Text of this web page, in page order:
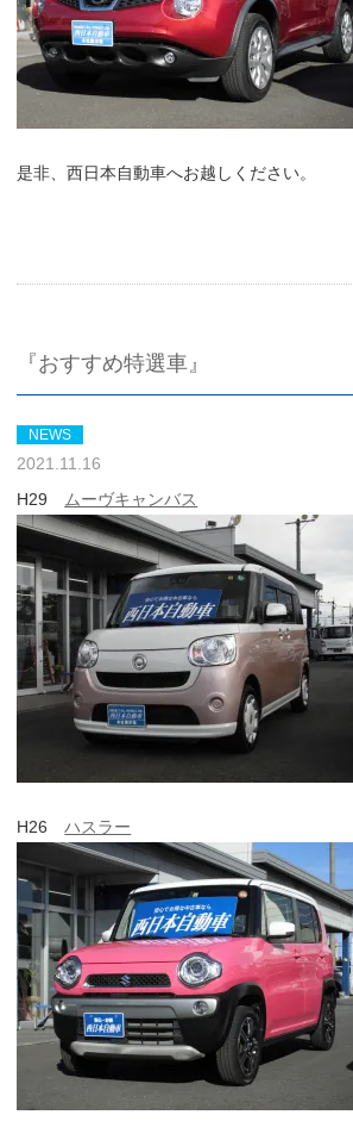
是非、西日本自動車へお越しください。
『おすすめ特選車』
NEWS
2021.11.16
H29
ムーヴキャンバス
H26ハスラー